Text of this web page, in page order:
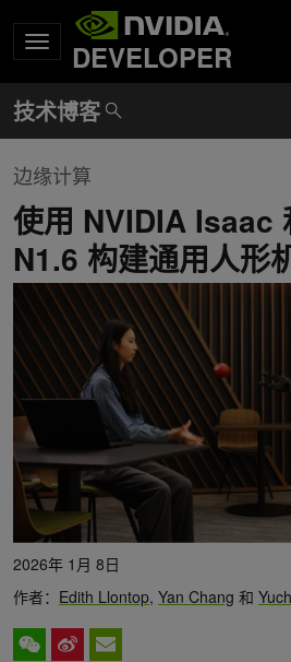
DEVELOPER
边缘计算
使用 NVIDIA Isaac
N1.6 构建通用人形
2026年 1月 8日
作者： Edith Llontop, Yan Chang 和